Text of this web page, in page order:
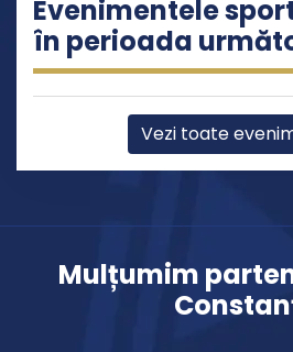
Evenimentele
în perioada
Vezi toate
Mulțumim